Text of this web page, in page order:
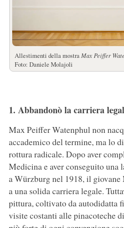
Allestimenti della mostraMax Peiffer
Foto: Daniele Molajoli
1. Abbandonò la carriera
Max Peiffer Watenphul non
accademico del termine, ma lo
rottura radicale. Dopo aver
Medicina e aver conseguito una
a Würzburg nel 1918, il giovane
a una solida carriera legale.
pittura, coltivato da autodidatta
visite costanti alle pinacoteche